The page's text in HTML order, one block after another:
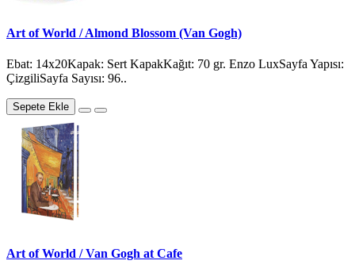
Art of World / Almond Blossom (Van Gogh)
Ebat: 14x20Kapak: Sert KapakKağıt: 70 gr. Enzo LuxSayfa Yapısı:
ÇizgiliSayfa Sayısı: 96..
Sepete Ekle
Art of World / Van Gogh at Cafe